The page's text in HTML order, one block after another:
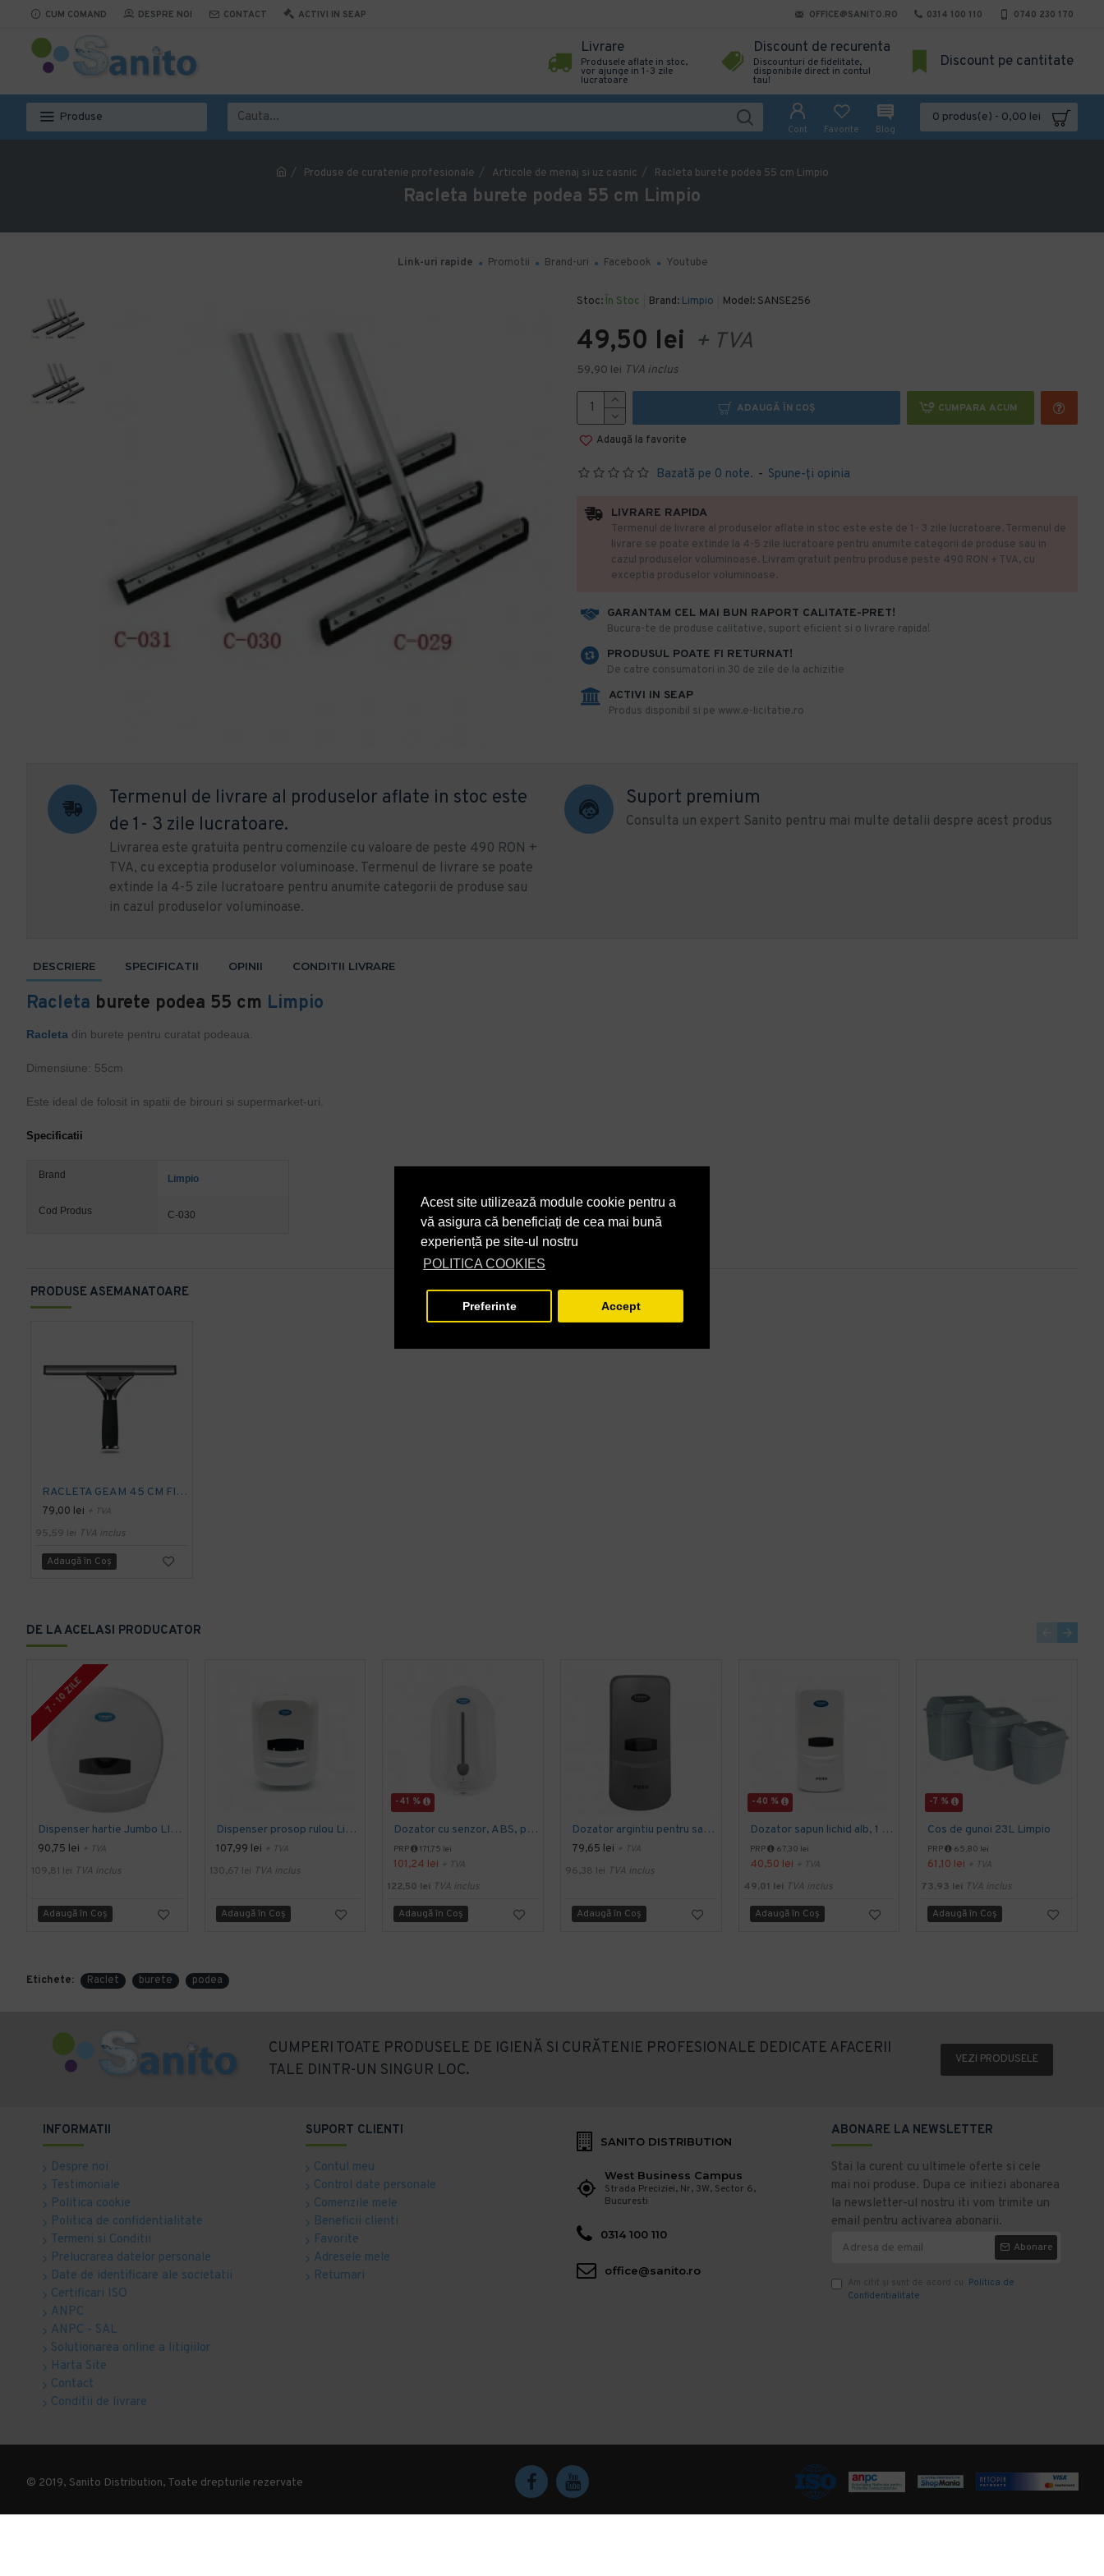
Acest site utilizează module cookie pentru a
vă asigura că beneficiați de cea mai bună
experiență pe site-ul nostru
POLITICA COOKIES
Preferinte Accept
CUM COMAND DESPRE NOI CONTACT ACTIVI IN SEAP OFFICE@SANITO.RO 0314 100 110 0740 230 170
Livrare
Produsele aflate in stoc,
vor ajunge in 1-3 zile
lucratoare
Discount de recurenta
Discounturi de fidelitate,
disponibile direct in contul
tau!
Discount pe cantitate
Produse
Cont Favorite Blog
0 produs(e) - 0,00 lei
Produse de curatenie profesionale Articole de menaj si uz casnic Racleta burete podea 55 cm Limpio
Racleta burete podea 55 cm Limpio
Link-uri rapide Promotii Brand-uri Facebook Youtube
Stoc: În Stoc Brand: Limpio Model: SANSE256
Bazată pe 0 note. - Spune-ţi opinia
49,50 lei + TVA
59,90 lei TVA inclus
ADAUGĂ ÎN COŞ CUMPARA ACUM
Adaugă la favorite
GARANTAM CEL MAI BUN RAPORT CALITATE-PRET!
​Bucura-te de produse calitative, suport eficient si o livrare rapida!
PRODUSUL POATE FI RETURNAT!
De catre consumatori in 30 de zile de la achizitie
ACTIVI IN SEAP
Produs disponibil si pe www.e-licitatie.ro
LIVRARE RAPIDA
Termenul de livrare al produselor aflate in stoc este este de 1- 3 zile lucratoare. Termenul de
livrare se poate extinde la 4-5 zile lucratoare pentru anumite categorii de produse sau in
cazul produselor voluminoase. Livram gratuit pentru produse peste 490 RON + TVA, cu
exceptia produselor voluminoase.
Termenul de livrare al produselor aflate in stoc este
de 1- 3 zile lucratoare.
Livrarea este gratuita pentru comenzile cu valoare de peste 490 RON +
TVA, cu exceptia produselor voluminoase. Termenul de livrare se poate
extinde la 4-5 zile lucratoare pentru anumite categorii de produse sau
in cazul produselor voluminoase.
Suport premium
Consulta un expert Sanito pentru mai multe detalii despre acest produs
PRODUSE ASEMANATOARE
RACLETA GEAM 45 CM FILMOP LINE
79,00 lei + TVA
95,59 lei TVA inclus
Adaugă în Coş
DE LA ACELASI PRODUCATOR
7 - 10 ZILE
Dispenser hartie Jumbo LIMIPIO DP 1200 JS2
90,75 lei + TVA
109,81 lei TVA inclus
Adaugă în Coş
Dispenser prosop rulou Limpio
107,99 lei + TVA
130,67 lei TVA inclus
Adaugă în Coş
-41 %
Dozator cu senzor, ABS, pentru sapun lichid, Limpio, 1.1L
PRP 171,75 lei
101,24 lei + TVA
122,50 lei TVA inclus
Adaugă în Coş
Dozator argintiu pentru sapun lichid, LIMPIO, SD 1000S2 , 1L
79,65 lei + TVA
96,38 lei TVA inclus
Adaugă în Coş
-40 %
Dozator sapun lichid alb, 1 L, Limpio
PRP 67,30 lei
40,50 lei + TVA
49,01 lei TVA inclus
Adaugă în Coş
-7 %
Cos de gunoi 23L Limpio
PRP 65,80 lei
61,10 lei + TVA
73,93 lei TVA inclus
Adaugă în Coş
DESCRIERE SPECIFICATII OPINII CONDITII LIVRARE
Racleta burete podea 55 cm Limpio
Racleta din burete pentru curatat podeaua.
Dimensiune: 55cm
Este ideal de folosit in spatii de birouri si supermarket-uri.
Specificatii
Brand Limpio
Cod Produs C-030
Etichete: Raclet burete podea
CUMPERI TOATE PRODUSELE DE IGIENĂ SI CURĂTENIE PROFESIONALE DEDICATE AFACERII
TALE DINTR-UN SINGUR LOC.
VEZI PRODUSELE
INFORMATII
Despre noi
Testimoniale
Politica cookie
Politica de confidentialitate
Termeni si Conditii
Prelucrarea datelor personale
Date de identificare ale societatii
Certificari ISO
ANPC
ANPC - SAL
Solutionarea online a litigiilor
Harta Site
Contact
Conditii de livrare
SUPORT CLIENTI
Contul meu
Control date personale
Comenzile mele
Beneficii clienti
Favorite
Adresele mele
Returnari
SANITO DISTRIBUTION
West Business Campus
Strada Preciziei, Nr, 3W, Sector 6,
Bucuresti
0314 100 110
office@sanito.ro
ABONARE LA NEWSLETTER
Stai la curent cu ultimele oferte si cele
mai noi produse. Dupa ce initiezi abonarea
la newsletter-ul nostru iti vom trimite un
email pentru activarea abonarii.
Abonare
Am citit şi sunt de acord cu Politica de
Confidentialitate
© 2019, Sanito Distribution, Toate drepturile rezervate